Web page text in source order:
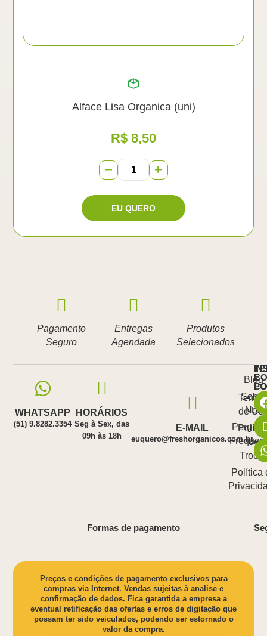
Alface Lisa Organica (uni)
R$ 8,50
− +
Pagamento
Seguro
Entregas
Agendada
Produtos
Selecionados
WHATSAPP
(51) 9.8282.3354 E-MAIL
euquero@freshorganicos.com.br
HORÁRIOS
Seg à Sex, das
09h às 18h
Blog
Sobre
Nós
E
de
de
Política
Formas de pagamento
Preços e condições de pagamento exclusivos para
compras via Internet. Vendas sujeitas à analise e
confirmação de dados. Fica garantida a empresa a
eventual retificação das ofertas e erros de digitação que
possam ter sido veiculados, podendo ser estornado o
valor da compra.